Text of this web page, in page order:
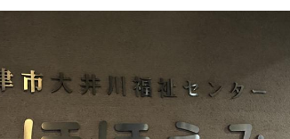
イルド系。水風呂もありませんので立ちシ
、したしたと汗が。息苦しさは全くなく、
にサッと水シャワーでシメてサッパリ！
近くには中華料理屋さん「パンダ」があり、